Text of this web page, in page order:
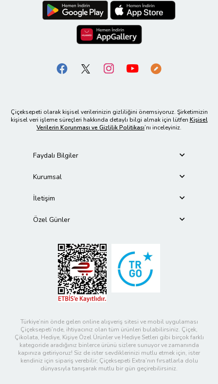
Çiçeksepeti olarak kişisel verilerinizin gizliliğini önemsiyoruz. Şirketimizin
kişisel veri işleme süreçleri hakkında detaylı bilgi almak için lütfen Kişisel
Verilerin Korunması ve Gizlilik Politikası’nı inceleyiniz.
Faydalı Bilgiler
Kurumsal
İletişim
Özel Günler
Türkiye’nin önde gelen online alışveriş sitesi ve mobil uygulaması
Çiçeksepeti’nde, ihtiyacınız olan tüm ürünleri bulabilirsiniz. Çiçek,
Çikolata, Hediye, Kişiye Özel Ürünler ve Hediye Setleri gibi birçok farklı
kategoride aradığınız binlerce ürünü sizlere sunuyor ve zamanında
kapınıza getiriyoruz! Siz de ister sevdiklerinizi mutlu etmek için, ister
kendiniz için sipariş verebilir; Çiçeksepeti Extra’nın fırsatlarla dolu
dünyasıyla tanışarak mutlu bir gün geçirebilirsiniz.